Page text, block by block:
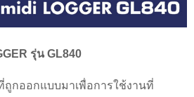
รุ่น GL840
ถูกออกแบบมาเพื่อการใช้งานที่